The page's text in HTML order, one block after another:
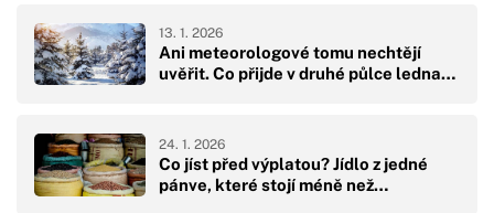
Ani meteorologové tomu nechtějí
uvěřit. Co přijde v druhé půlce ledna…
13. 1. 2026
Co jíst před výplatou? Jídlo z jedné
pánve, které stojí méně než…
24. 1. 2026